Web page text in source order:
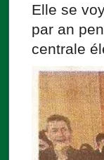
Elle se
par an
centrale